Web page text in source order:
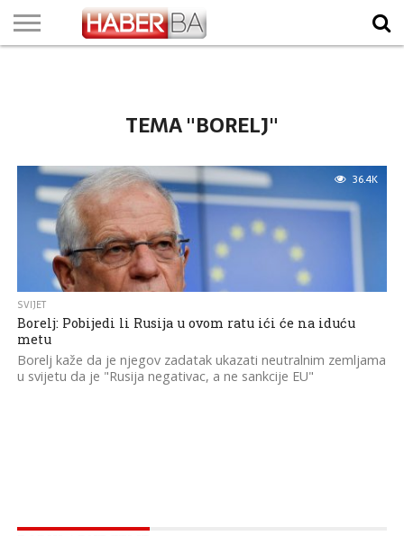
TEMA "BORELJ"
36.4K
SVIJET
Borelj: Pobijedi li Rusija u ovom ratu ići će na iduću
metu
Borelj kaže da je njegov zadatak ukazati neutralnim zemljama
u svijetu da je "Rusija negativac, a ne sankcije EU"